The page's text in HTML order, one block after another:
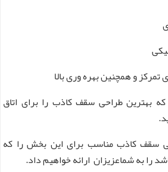
بهترین طراحی سقف کاذب را برای اتاق
سقف کاذب مناسب برای این بخش را که
را به شماعزیزان ارائه خواهیم داد.